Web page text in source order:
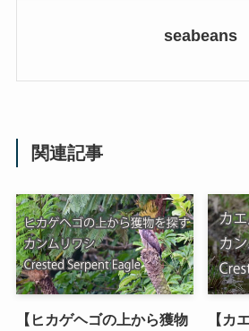
seabeans
関連記事
【ヒカゲヘゴの上から獲物 【カ